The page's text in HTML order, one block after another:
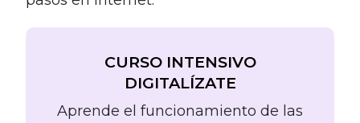
CURSO INTENSIVO
DIGITALÍZATE
Aprende el funcionamiento de las